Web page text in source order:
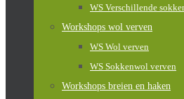
WS Verschillende
Workshops wol verven
WS Wol verven
WS Sokkenwol verven
Workshops breien en haken